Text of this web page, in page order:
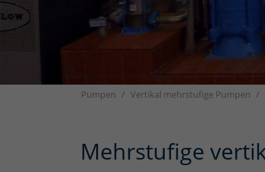
Pumpen Vertikal mehrstufige Pumpen
Mehrstufige